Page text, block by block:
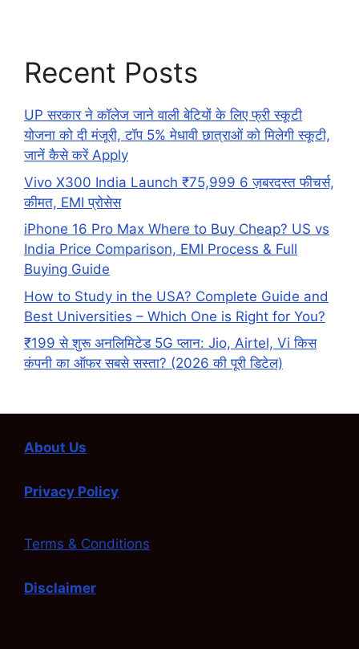
Recent Posts
UP सरकार ने कॉलेज जाने वाली बेटियों के लिए फ्री स्कूटी
योजना को दी मंजूरी, टॉप 5% मेधावी छात्राओं को मिलेगी स्कूटी,
जानें कैसे करें Apply
Vivo X300 India Launch ₹75,999 6 ज़बरदस्त फीचर्स,
कीमत, EMI प्रोसेस
iPhone 16 Pro Max Where to Buy Cheap? US vs
India Price Comparison, EMI Process & Full
Buying Guide
How to Study in the USA? Complete Guide and
Best Universities – Which One is Right for You?
₹199 से शुरू अनलिमिटेड 5G प्लान: Jio, Airtel, Vi किस
कंपनी का ऑफर सबसे सस्ता? (2026 की पूरी डिटेल)
About Us
Privacy Policy
Terms & Conditions
Disclaimer